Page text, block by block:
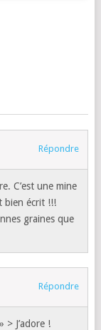
Répondre
C’est une mine
bien écrit !!!
graines que
Répondre
J’adore !